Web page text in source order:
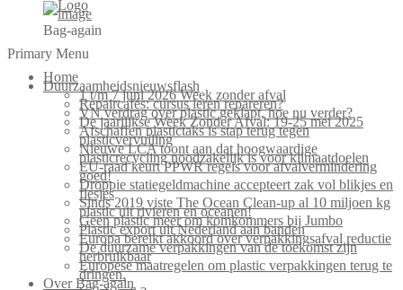
Bag-again
Primary Menu
Home
Duurzaamheidsnieuwsflash
1 t/m 7 juni 2026 Week zonder afval
Repaircafés: cursus leren repareren?
VN verdrag over plastic geklapt, hoe nu verder?
De jaarlijkse Week Zonder Afval: 19-25 mei 2025
Afschaffen plastictaks is stap terug tegen
plasticvervuiling
Nieuwe LCA toont aan dat hoogwaardige
plasticrecycling noodzakelijk is voor klimaatdoelen
EU-raad keurt PPWR regels voor afvalvermindering
goed!
Droppie statiegeldmachine accepteert zak vol blikjes en
flesjes
Sinds 2019 viste The Ocean Clean-up al 10 miljoen kg
plastic uit rivieren en oceanen!
Geen plastic meer om komkommers bij Jumbo
Plastic export uit Nederland aan banden
Europa bereikt akkoord over verpakkingsafval reductie
De duurzame verpakkingen van de toekomst zijn
herbruikbaar
Europese maatregelen om plastic verpakkingen terug te
dringen.
Over Bag-again